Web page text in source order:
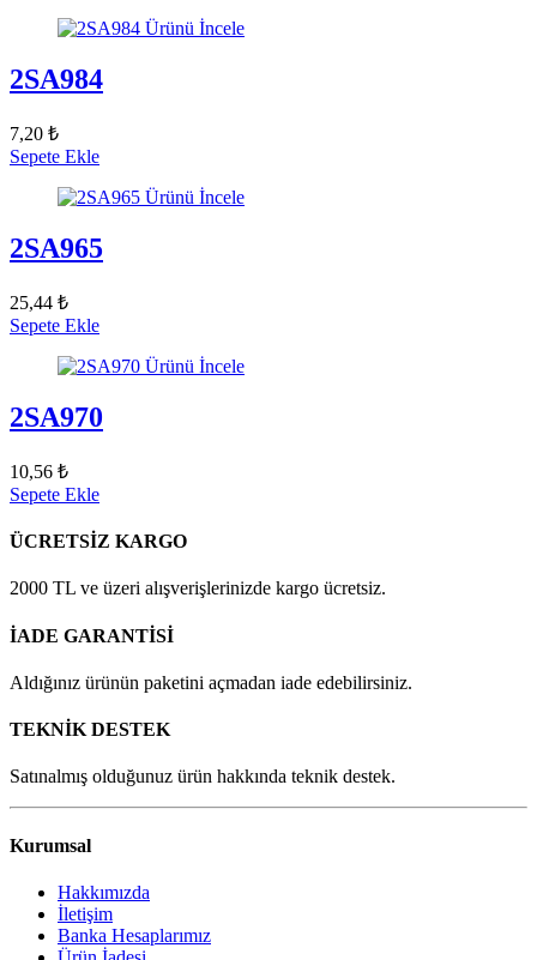
Ürünü İncele
2SA984
7,20 ₺
Sepete Ekle
Ürünü İncele
2SA965
25,44 ₺
Sepete Ekle
Ürünü İncele
2SA970
10,56 ₺
Sepete Ekle
ÜCRETSİZ KARGO
2000 TL ve üzeri alışverişlerinizde kargo ücretsiz.
İADE GARANTİSİ
Aldığınız ürünün paketini açmadan iade edebilirsiniz.
TEKNİK DESTEK
Satınalmış olduğunuz ürün hakkında teknik destek.
Kurumsal
Hakkımızda
İletişim
Banka Hesaplarımız